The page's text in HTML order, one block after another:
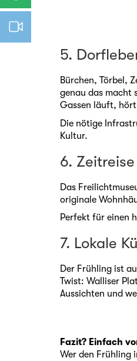
5.
Bürchen, Törbel,
genau das macht
Gassen läuft,
Die nötige
Kultur.
6.
Das
originale
Perfekt für einen
7. Lokale
Der Frühling ist
Twist: Walliser
Aussichten und
Fazit? Einfach
Wer den Frühling